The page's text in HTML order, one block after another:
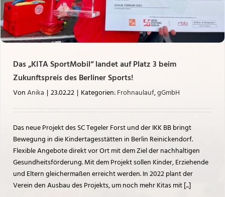
Das „KITA SportMobil“ landet auf Platz 3 beim
Zukunftspreis des Berliner Sports!
VonAnika | 23.02.22 | Kategorien:Frohnaulauf,gGmbH
Das neue Projekt des SC Tegeler Forst und der IKK BB bringt
Bewegung in die Kindertagesstätten in Berlin Reinickendorf.
Flexible Angebote direkt vor Ort mit dem Ziel der nachhaltigen
Gesundheitsförderung. Mit dem Projekt sollen Kinder, Erziehende
und Eltern gleichermaßen erreicht werden. In 2022 plant der
Verein den Ausbau des Projekts, um noch mehr Kitas mit [...]